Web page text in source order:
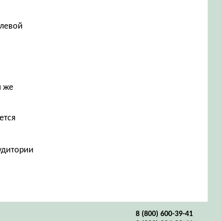
же
8 (800) 600-39-41